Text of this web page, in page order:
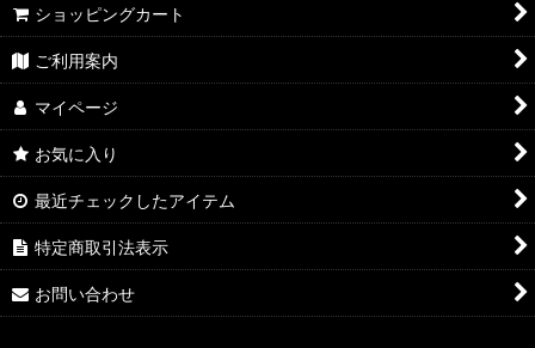
ショッピングカート
ご利用案内
マイページ
お気に入り
最近チェックしたアイテム
特定商取引法表示
お問い合わせ